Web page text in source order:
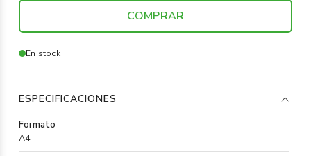
COMPRAR
En stock
ESPECIFICACIONES
Formato
A4